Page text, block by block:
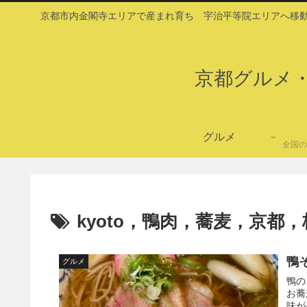
京都市内金閣寺エリアで産まれ育ち 宇治平等院エリアへ移
京都グルメ
グルメ
全国
kyoto，鴨肉，蕎麦，京都
グルメ 鴨
鴨
お